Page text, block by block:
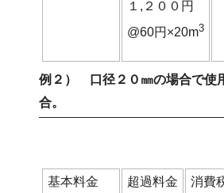
１,２００円
@60円×20m3
例２） 口径２０㎜の場合で使
合。
基本料金 超過料金 消費